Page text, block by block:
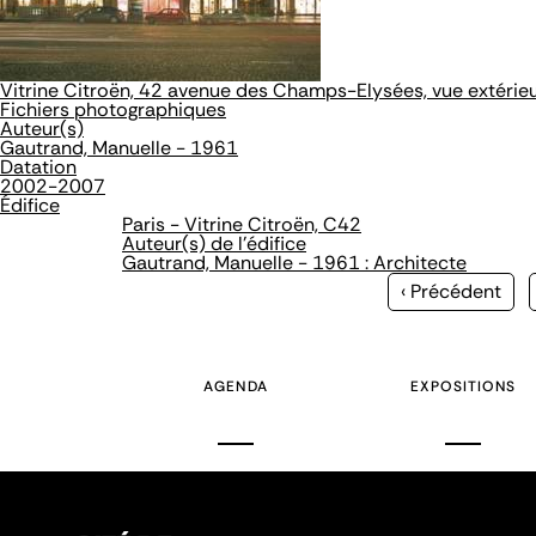
Vitrine Citroën, 42 avenue des Champs-Elysées, vue
Fichiers photographiques
Auteur(s)
Gautrand, Manuelle - 1961
Datation
2002-2007
Édifice
Paris - Vitrine Citroën, C42
Auteur(s) de l'édifice
Gautrand, Manuelle - 1961 : Architecte
Page
‹ Précédent
AGENDA EXPOSITIONS